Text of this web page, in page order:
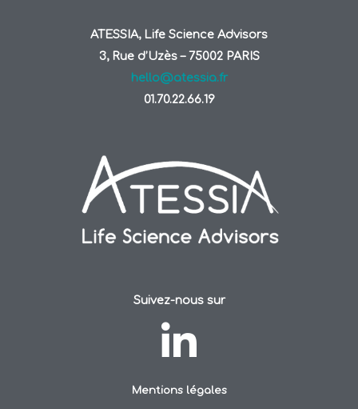
ATESSIA, Life Science Advisors
3, Rue d’Uzès – 75002 PARIS
hello@atessia.fr
01.70.22.66.19
Suivez-nous sur
Mentions légales